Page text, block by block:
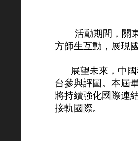
活動期間，關
方師生互動，展現
展望未來，中
台參與評圖。本屆
將持續強化國際連
接軌國際。